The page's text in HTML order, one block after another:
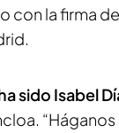
la firma
sido Isabel